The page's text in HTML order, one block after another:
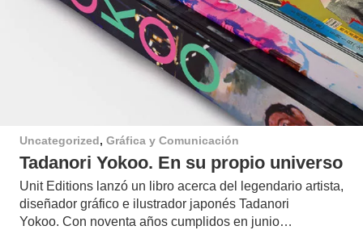
Uncategorized, Gráfica y Comunicación
Tadanori Yokoo. En su propio universo
Unit Editions lanzó un libro acerca del legendario artista,
diseñador gráfico e ilustrador japonés Tadanori
Yokoo. Con noventa años cumplidos en junio…